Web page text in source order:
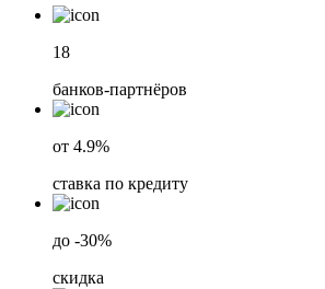
18
банков-партнёров
от 4.9%
ставка по кредиту
до -30%
скидка